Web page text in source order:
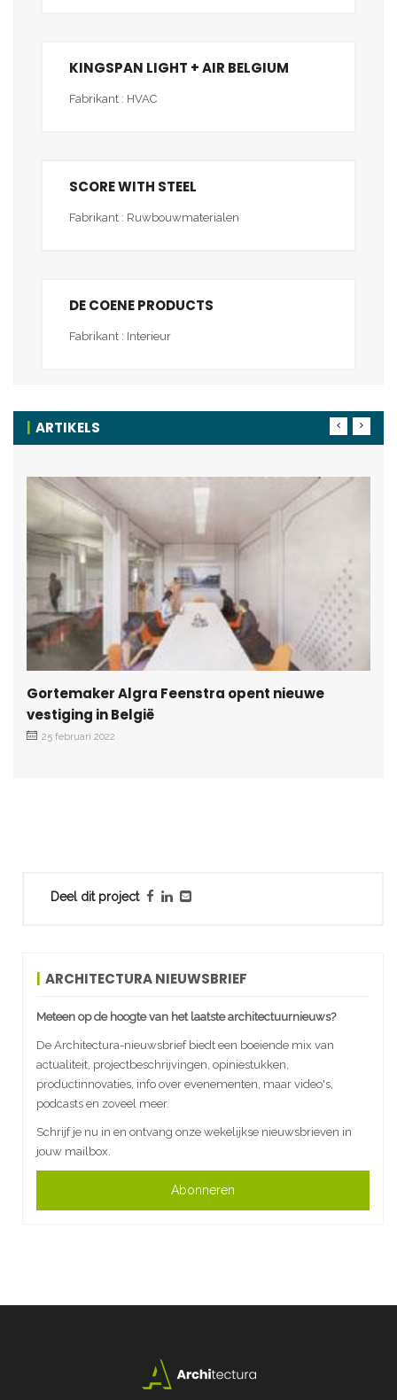
Deel dit project
ARCHITECTURA NIEUWSBRIEF
Meteen op de hoogte van het laatste architectuurnieuws?
De Architectura-nieuwsbrief biedt een boeiende mix van
actualiteit, projectbeschrijvingen, opiniestukken,
productinnovaties, info over evenementen, maar video's,
podcasts en zoveel meer.
Schrijf je nu in en ontvang onze wekelijkse nieuwsbrieven in
jouw mailbox.
Abonneren
KINGSPAN LIGHT + AIR BELGIUM
Fabrikant : HVAC
SCORE WITH STEEL
Fabrikant : Ruwbouwmaterialen
DE COENE PRODUCTS
Fabrikant : Interieur
ARTIKELS
Gortemaker Algra Feenstra opent nieuwe
vestiging in België
25 februari 2022